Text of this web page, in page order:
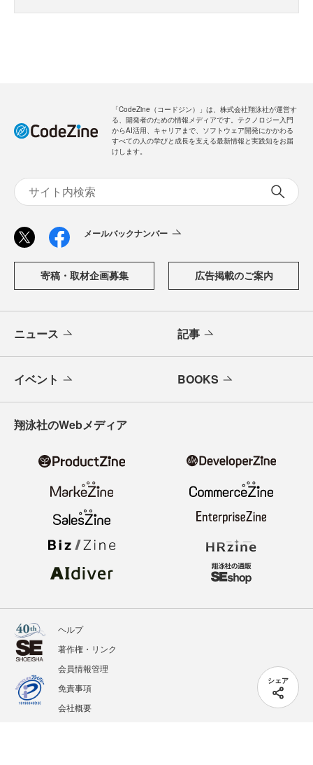
シェア
「CodeZine（コードジン）」は、株式会社翔泳社が運営す
る、開発者のための情報メディアです。テクノロジー入門
からAI活用、キャリアまで、ソフトウェア開発にかかわる
すべての人の学びと成長を支える最新情報と実践知をお届
けします。
メールバックナンバー
寄稿・取材企画募集 広告掲載のご案内
ニュース 記事
イベント BOOKS
翔泳社のWebメディア
ヘルプ
著作権・リンク
会員情報管理
免責事項
会社概要